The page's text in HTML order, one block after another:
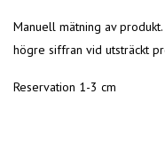
Manuell mätning av
högre siffran vid utsträckt
Reservation 1-3 cm